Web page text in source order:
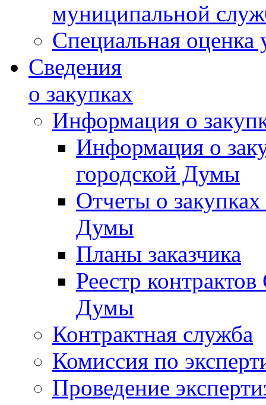
муниципальной
Специальная оценка
Сведения
о закупках
Информация о
Информация о
городской Думы
Отчеты о
Думы
Планы заказчика
Реестр
Думы
Контрактная служба
Комиссия по
Проведение